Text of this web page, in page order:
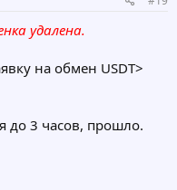
удалена.
на обмен USDT>
до 3 часов, прошло.